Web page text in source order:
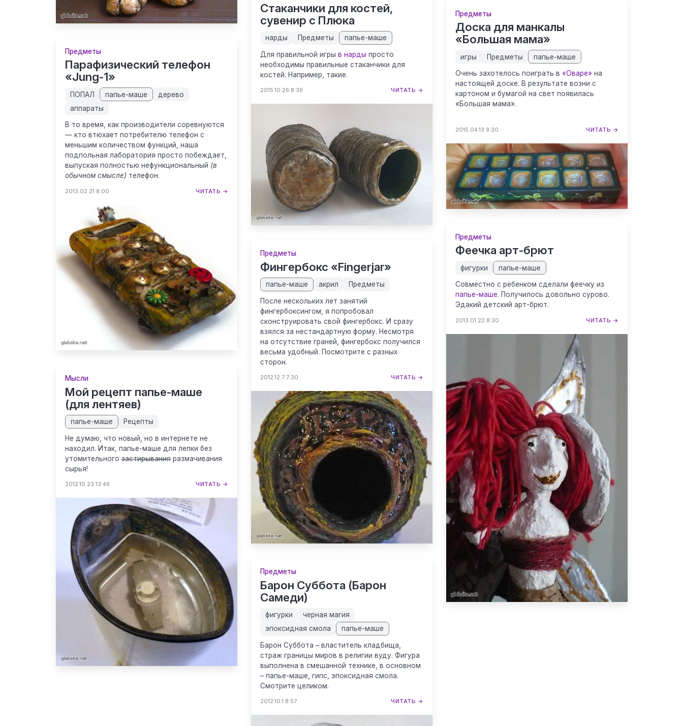
Предметы
Парафизический телефон
«Jung-1»
ПОПАЛ папье-маше
дерево
аппараты
В то время, как производители соревнуются
— кто втюхает потребителю телефон с
меньшим количеством функций, наша
подпольная лаборатория просто побеждает,
выпуская полностью нефункциональный (в
обычном смысле) телефон.
2013.02.21 8:00 ЧИТАТЬ →
Мысли
Мой рецепт папье-маше
(для лентяев)
папье-маше Рецепты
Не думаю, что новый, но в интернете не
находил. Итак, папье-маше для лепки без
утомительногозастирыванияразмачивания
сырья!
2012.10.23 13:46 ЧИТАТЬ →
Стаканчики для костей,
сувенир с Плюка
нарды Предметы папье-маше
Для правильной игры в нарды просто
необходимы правильные стаканчики для
костей. Например, такие.
2015.10.26 8:39 ЧИТАТЬ →
Предметы
Фингербокс «Fingerjar»
папье-маше акрил Предметы
После нескольких лет занятий
фингербоксингом, я попробовал
сконструировать свой фингербокс. И сразу
взялся за нестандартную форму. Несмотря
на отсутствие граней, фингербокс получился
весьма удобный. Посмотрите с разных
сторон.
2012.12.7 7:30 ЧИТАТЬ →
Предметы
Барон Суббота (Барон
Самеди)
фигурки
черная магия
эпоксидная смола
папье-маше
Барон Суббота – властитель кладбища,
страж границы миров в религии вуду. Фигура
выполнена в смешанной технике, в основном
– папье-маше, гипс, эпоксидная смола.
Смотрите целиком.
2012.10.1 8:57 ЧИТАТЬ →
Предметы
Доска для манкалы
«Большая мама»
игры Предметы папье-маше
Очень захотелось поиграть в «Оваре» на
настоящей доске. В результате возни с
картоном и бумагой на свет появилась
«Большая мама».
2015.04.13 9:30 ЧИТАТЬ →
Предметы
Феечка арт-брют
фигурки папье-маше
Совместно с ребенком сделали феечку из
папье-маше. Получилось довольно сурово.
Эдакий детский арт-брют.
2013.01.22 8:30 ЧИТАТЬ →